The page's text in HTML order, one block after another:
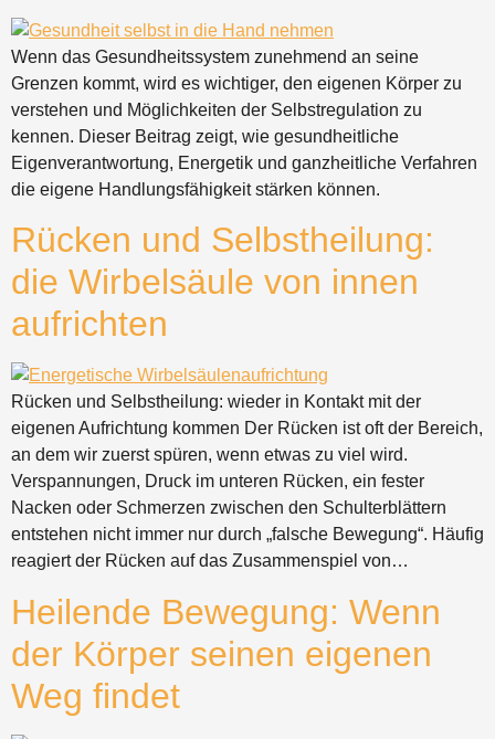
Wenn das Gesundheitssystem zunehmend an seine
Grenzen kommt, wird es wichtiger, den eigenen Körper zu
verstehen und Möglichkeiten der Selbstregulation zu
kennen. Dieser Beitrag zeigt, wie gesundheitliche
Eigenverantwortung, Energetik und ganzheitliche Verfahren
die eigene Handlungsfähigkeit stärken können.
Rücken und Selbstheilung:
die Wirbelsäule von innen
aufrichten
Rücken und Selbstheilung: wieder in Kontakt mit der
eigenen Aufrichtung kommen Der Rücken ist oft der Bereich,
an dem wir zuerst spüren, wenn etwas zu viel wird.
Verspannungen, Druck im unteren Rücken, ein fester
Nacken oder Schmerzen zwischen den Schulterblättern
entstehen nicht immer nur durch „falsche Bewegung“. Häufig
reagiert der Rücken auf das Zusammenspiel von…
Heilende Bewegung: Wenn
der Körper seinen eigenen
Weg findet